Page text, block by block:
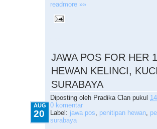
readmore »»
JAWA POS FOR HER
HEWAN KELINCI,
SURABAYA
Diposting oleh Pradika Clan pukul
AUG
20
0 komentar
Label: jawa pos, penitipan hewan,
surabaya